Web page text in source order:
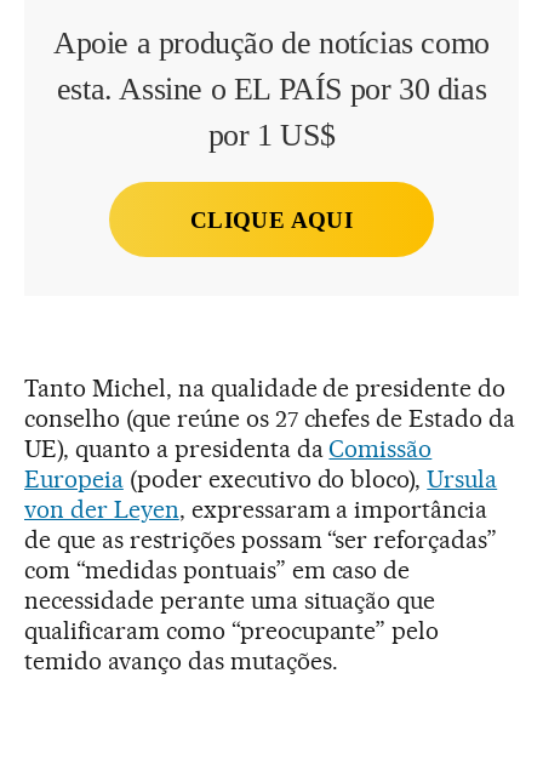
Apoie a produção de notícias como
esta. Assine o EL PAÍS por 30 dias
por 1 US$
CLIQUE AQUI
Tanto Michel, na qualidade de presidente do
conselho (que reúne os 27 chefes de Estado da
UE), quanto a presidenta daComissão
Europeia(poder executivo do bloco),Ursula
von der Leyen, expressaram a importância
de que as restrições possam “ser reforçadas”
com “medidas pontuais” em caso de
necessidade perante uma situação que
qualificaram como “preocupante” pelo
temido avanço das mutações.